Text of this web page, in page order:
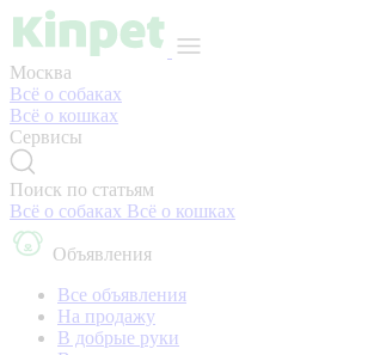
Москва
Всё о собаках
Всё о кошках
Сервисы
Поиск по статьям
Всё о собаках Всё о кошках
Объявления
Все объявления
На продажу
В добрые руки